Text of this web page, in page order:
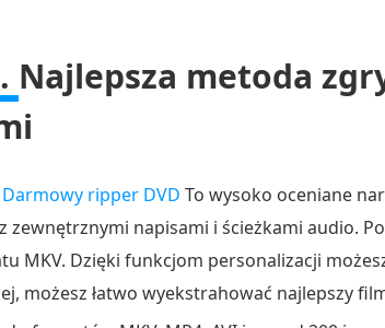
Najlepsza metoda
Darmowy ripper DVD To wysoko oceniane
zewnętrznymi napisami i ścieżkami audio.
MKV. Dzięki funkcjom personalizacji
możesz łatwo wyekstrahować najlepszy